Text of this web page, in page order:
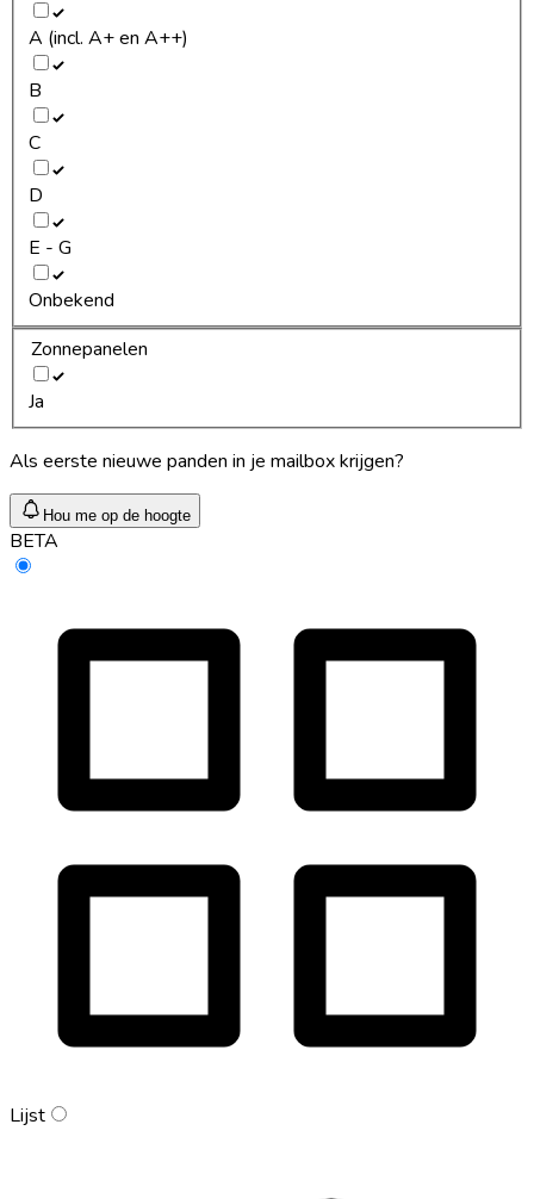
A (incl. A+ en A++)
B
C
D
E - G
Onbekend
Zonnepanelen
Ja
Als eerste nieuwe panden in je mailbox krijgen?
Hou me op de hoogte
BETA
Lijst